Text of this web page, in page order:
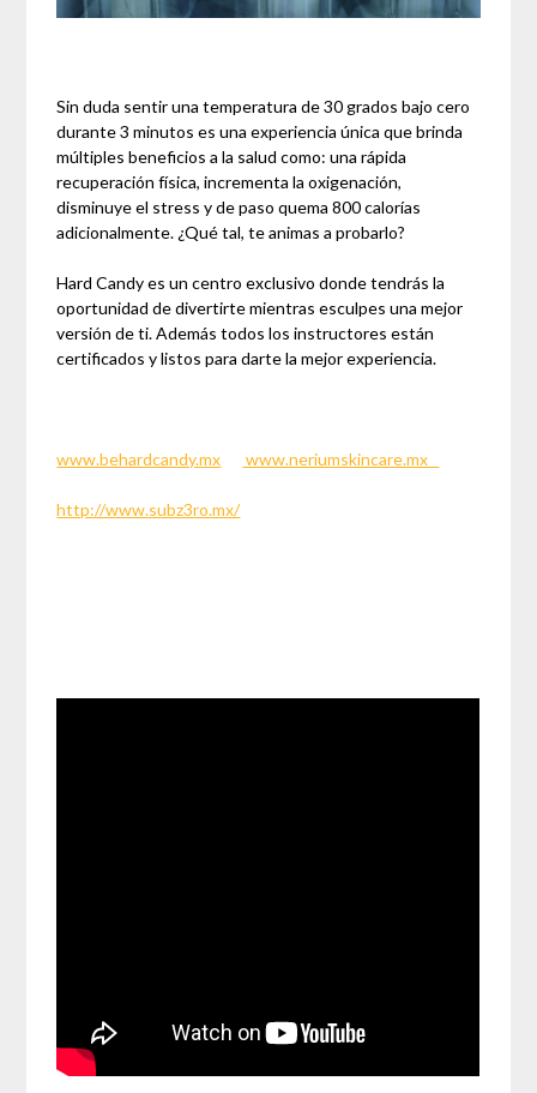
Sin duda sentir una temperatura de 30 grados bajo cero
durante 3 minutos es una experiencia única que brinda
múltiples beneficios a la salud como: una rápida
recuperación física, incrementa la oxigenación,
disminuye el stress y de paso quema 800 calorías
adicionalmente. ¿Qué tal, te animas a probarlo?
Hard Candy es un centro exclusivo donde tendrás la
oportunidad de divertirte mientras esculpes una mejor
versión de ti. Además todos los instructores están
certificados y listos para darte la mejor experiencia.
www.behardcandy.mx www.neriumskincare.mx
http://www.subz3ro.mx/